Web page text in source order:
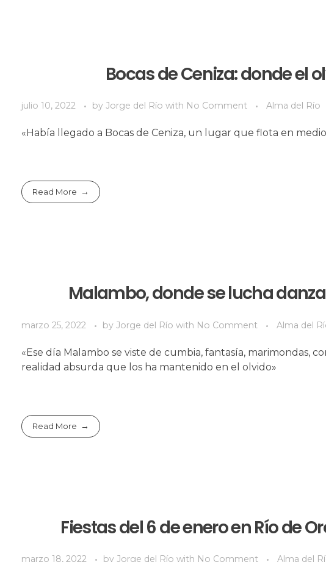
Bocas de Ceniza: donde el
julio 10, 2022 by Jorge del Río with No Comment Alma del Río
«Había llegado a Bocas de Ceniza, un lugar que flota en
Read More
Malambo, donde se lucha
marzo 25, 2022 by Jorge del Río with No Comment Alma del
«Ese día Malambo se viste de cumbia, fantasía, marimondas,
realidad absurda que los ha mantenido en el olvido»
Read More
Fiestas del 6 de enero en Río de
marzo 18, 2022 by Jorge del Río with No Comment Alma del